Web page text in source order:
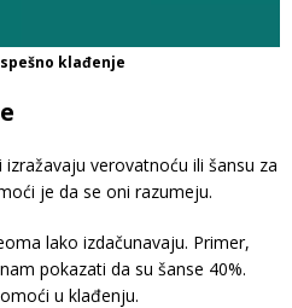
klađenje
verovatnoću ili šansu za
je da se oni razumeju.
lako izdačunavaju. Primer,
pokazati da su šanse 40%.
u klađenju.